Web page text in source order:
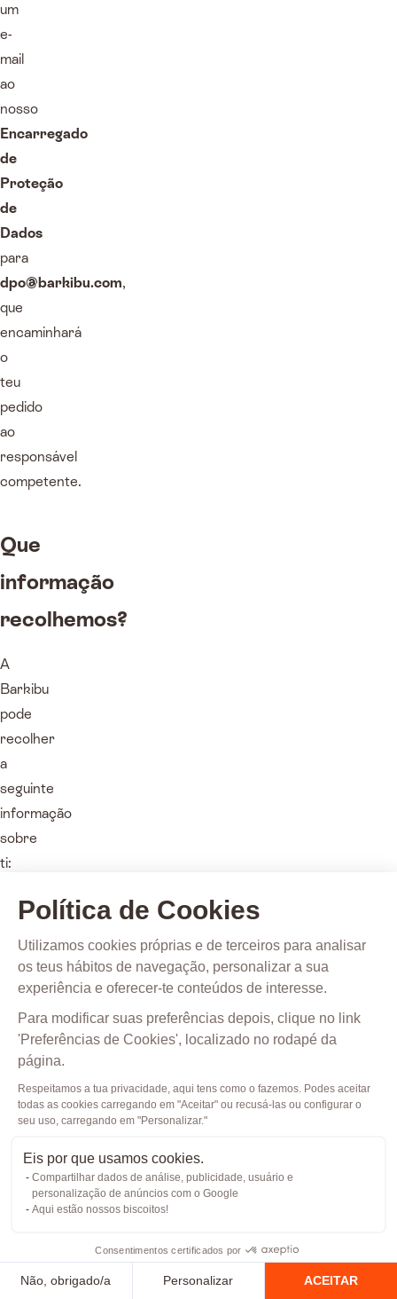
Política de Cookies
Utilizamos cookies próprias e de terceiros para analisar
os teus hábitos de navegação, personalizar a sua
experiência e oferecer-te conteúdos de interesse.
Para modificar suas preferências depois, clique no link
'Preferências de Cookies', localizado no rodapé da
página.
Respeitamos a tua privacidade, aqui tens como o fazemos. Podes aceitar
todas as cookies carregando em "Aceitar" ou recusá-las ou configurar o
seu uso, carregando em "Personalizar."
Eis por que usamos cookies.
Compartilhar dados de análise, publicidade, usuário e
personalização de anúncios com o Google
Aqui estão nossos biscoitos!
Consentimentos certificados por
Não, obrigado/a Personalizar ACEITAR
um
e-
mail
ao
nosso
Encarregado
de
Proteção
de
Dados
para
dpo@barkibu.com,
que
encaminhará
o
teu
pedido
ao
responsável
competente.
Que
informação
recolhemos?
A
Barkibu
pode
recolher
a
seguinte
informação
sobre
ti:
Informação
nos
forneces
Informação
pessoal
como
nome,
documento
de
identificação,
de
nascimento,